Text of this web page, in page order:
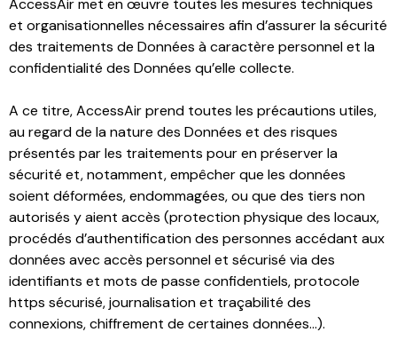
AccessAir met en œuvre toutes les mesures techniques
et organisationnelles nécessaires afin d’assurer la sécurité
des traitements de Données à caractère personnel et la
confidentialité des Données qu’elle collecte.
A ce titre, AccessAir prend toutes les précautions utiles,
au regard de la nature des Données et des risques
présentés par les traitements pour en préserver la
sécurité et, notamment, empêcher que les données
soient déformées, endommagées, ou que des tiers non
autorisés y aient accès (protection physique des locaux,
procédés d’authentification des personnes accédant aux
données avec accès personnel et sécurisé via des
identifiants et mots de passe confidentiels, protocole
https sécurisé, journalisation et traçabilité des
connexions, chiffrement de certaines données…).